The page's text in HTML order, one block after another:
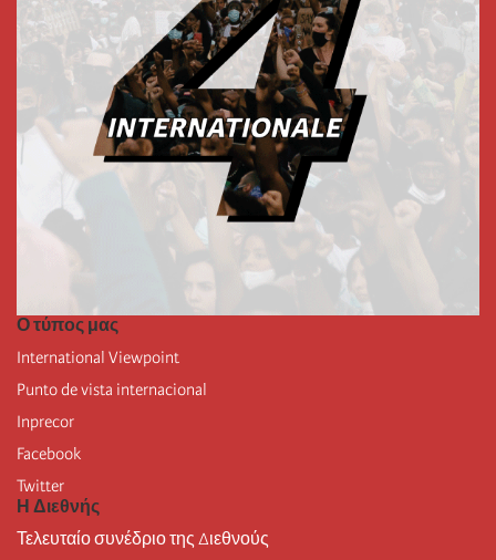
Ο τύπος μας
International Viewpoint
Punto de vista internacional
Inprecor
Facebook
Twitter
Η Διεθνής
Τελευταίο συνέδριο της Διεθνούς